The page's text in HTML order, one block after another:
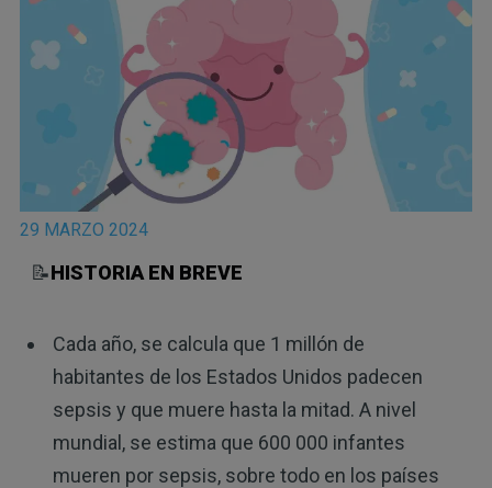
29 MARZO 2024
📝HISTORIA EN BREVE
Cada año, se calcula que 1 millón de
habitantes de los Estados Unidos padecen
sepsis y que muere hasta la mitad. A nivel
mundial, se estima que 600 000 infantes
mueren por sepsis, sobre todo en los países